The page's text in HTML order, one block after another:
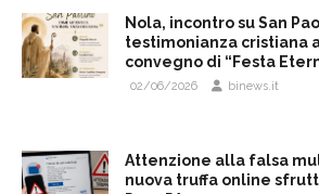
Nola, incontro su San
testimonianza cristiana
convegno di “Festa
02/06/2026 binews.it
Attenzione alla falsa
nuova truffa online